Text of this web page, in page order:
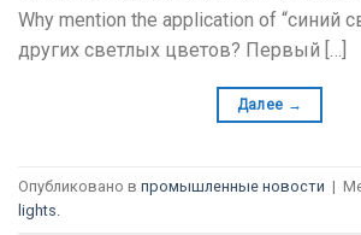
Why mention the application of “синий
других светлых цветов? Первый […]
Далее →
Опубликовано в промышленные новости |
lights.